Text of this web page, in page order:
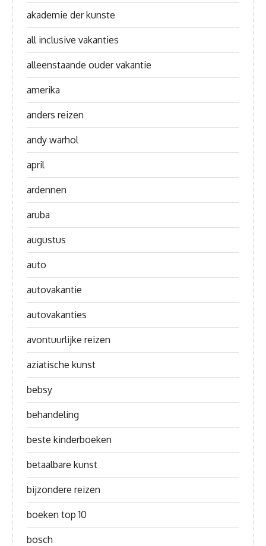
akademie der kunste
all inclusive vakanties
alleenstaande ouder vakantie
amerika
anders reizen
andy warhol
april
ardennen
aruba
augustus
auto
autovakantie
autovakanties
avontuurlijke reizen
aziatische kunst
bebsy
behandeling
beste kinderboeken
betaalbare kunst
bijzondere reizen
boeken top 10
bosch